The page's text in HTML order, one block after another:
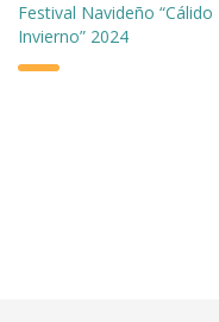
Festival Navideño “Cálido
Invierno” 2024